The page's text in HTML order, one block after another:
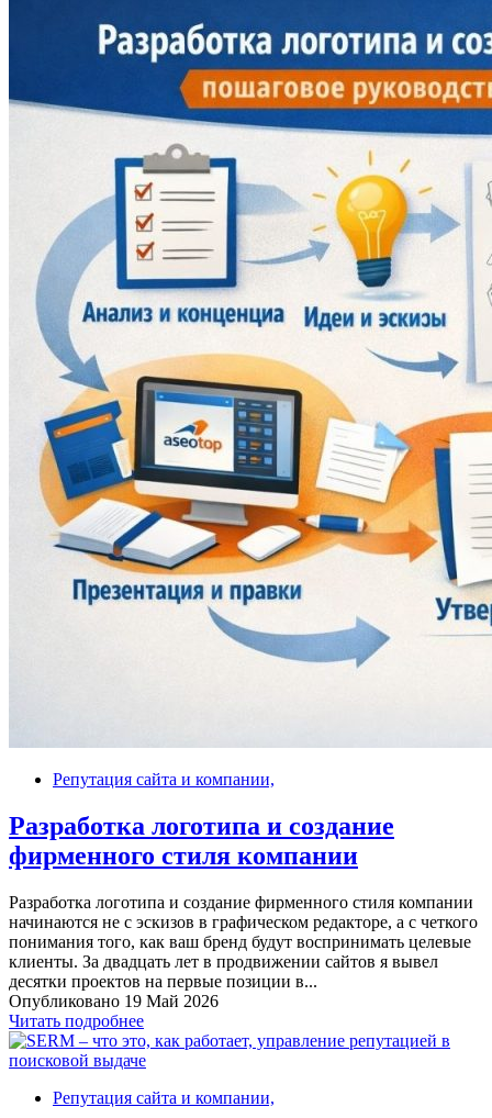
Репутация сайта и компании,
Разработка логотипа и создание
фирменного стиля компании
Разработка логотипа и создание фирменного стиля компании
начинаются не с эскизов в графическом редакторе, а с четкого
понимания того, как ваш бренд будут воспринимать целевые
клиенты. За двадцать лет в продвижении сайтов я вывел
десятки проектов на первые позиции в...
Опубликовано 19 Май 2026
Читать подробнее
Репутация сайта и компании,